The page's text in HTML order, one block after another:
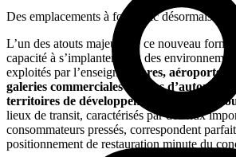
Des emplacements à fort trafic désormais
L’un des atouts majeurs de ce nouveau
capacité à s’implanter dans des
exploités par l’enseigne.
Gares, aéroports,
galeries commerciales et aires
territoires de développement potentiels
lieux de transit, caractérisés par des flux
consommateurs pressés, correspondent
positionnement de restauration minute du